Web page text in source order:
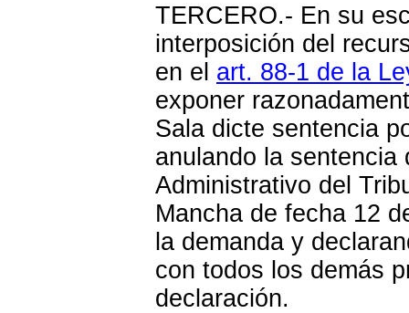
TERCERO.- En su
interposición del
en el art. 88-1 de la
exponer
Sala dicte sentencia
anulando la sentencia
Administrativo del
Mancha de fecha 12
la demanda y
con todos los demás
declaración.